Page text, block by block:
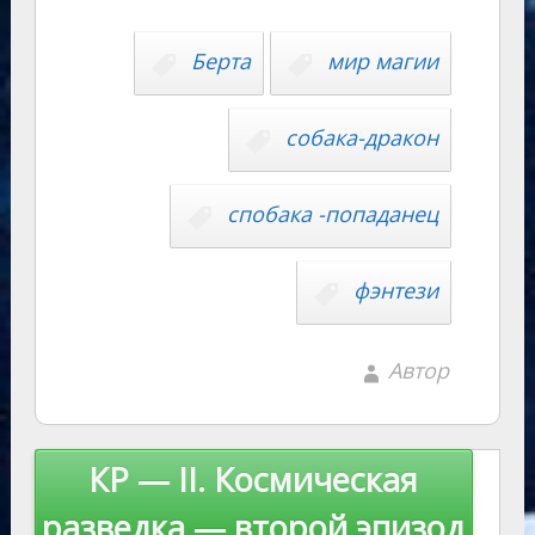
ki
n
al
Берта мир магии
собака-дракон
спобака -попаданец
фэнтези
Автор
Навигация
КР — II. Космическая